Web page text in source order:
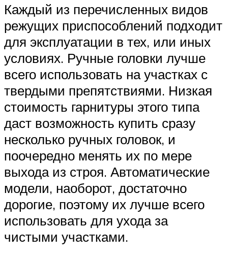
Каждый из перечисленных видов
режущих приспособлений подходит
для эксплуатации в тех, или иных
условиях. Ручные головки лучше
всего использовать на участках с
твердыми препятствиями. Низкая
стоимость гарнитуры этого типа
даст возможность купить сразу
несколько ручных головок, и
поочередно менять их по мере
выхода из строя. Автоматические
модели, наоборот, достаточно
дорогие, поэтому их лучше всего
использовать для ухода за
чистыми участками.